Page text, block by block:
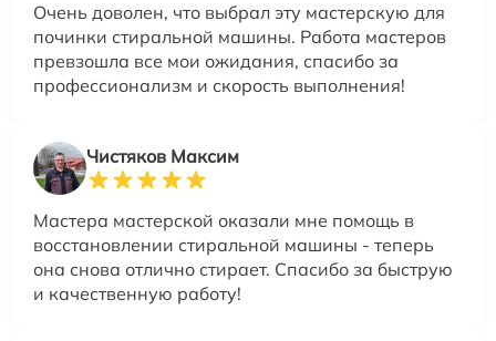
Очень доволен, что выбрал эту мастерскую для
починки стиральной машины. Работа мастеров
превзошла все мои ожидания, спасибо за
профессионализм и скорость выполнения!
Чистяков Максим
Мастера мастерской оказали мне помощь в
восстановлении стиральной машины - теперь
она снова отлично стирает. Спасибо за быструю
и качественную работу!